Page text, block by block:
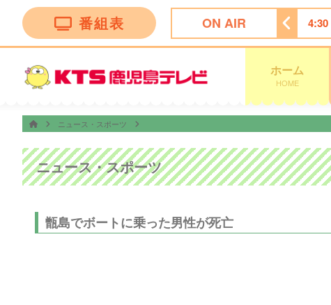
番組表 ON AIR
3:52 オープニング テレビショッピング 4:30
ホーム
HOME
ニュース・スポーツ
ニュース・スポーツ
甑島でボートに乗った男性が死亡